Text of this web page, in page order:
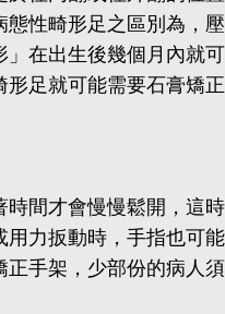
性畸形足之區別為，
在出生後幾個月內就
足就可能需要石膏矯
間才會慢慢鬆開，這
力扳動時，手指也可
手架，少部份的病人須